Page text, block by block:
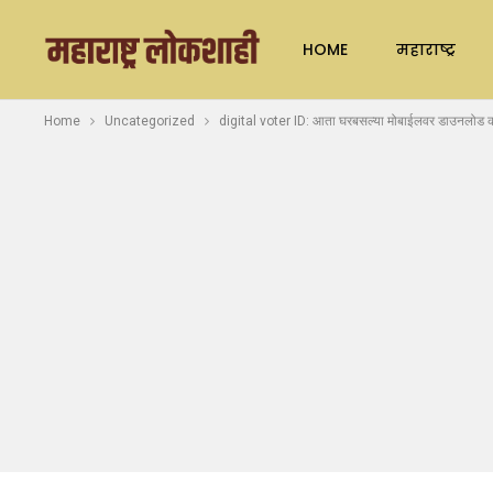
HOME महाराष्ट्र
Home Uncategorized digital voter ID: आता घरबसल्या मोबाईलवर डाउनलोड